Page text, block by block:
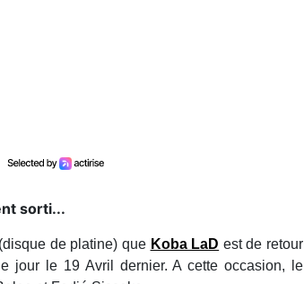
sorti...
de platine) que Koba LaD est de retour
jour le 19 Avril dernier. A cette occasion, le